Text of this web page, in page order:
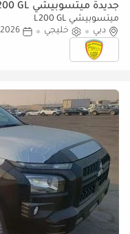
جديدة ميتسوبيشي L200 GL
ميتسوبيشي L200 GL
دبي
خليجي 2026